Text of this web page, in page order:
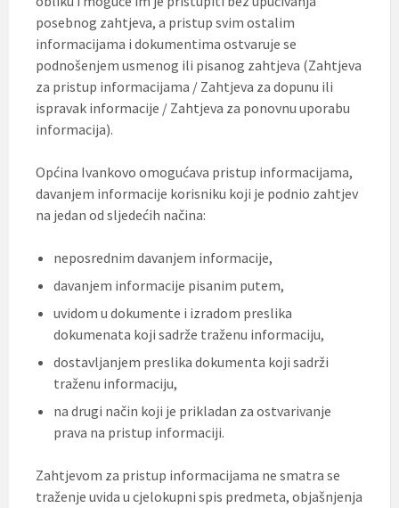
posebnog zahtjeva, a pristup svim ostalim
informacijama i dokumentima ostvaruje se
podnošenjem usmenog ili pisanog zahtjeva (Zahtjeva
za pristup informacijama / Zahtjeva za dopunu ili
ispravak informacije / Zahtjeva za ponovnu uporabu
informacija).
Općina Ivankovo omogućava pristup informacijama,
davanjem informacije korisniku koji je podnio zahtjev
na jedan od sljedećih načina:
neposrednim davanjem informacije,
davanjem informacije pisanim putem,
uvidom u dokumente i izradom preslika
dokumenata koji sadrže traženu informaciju,
dostavljanjem preslika dokumenta koji sadrži
traženu informaciju,
na drugi način koji je prikladan za ostvarivanje
prava na pristup informaciji.
Zahtjevom za pristup informacijama ne smatra se
traženje uvida u cjelokupni spis predmeta, objašnjenja